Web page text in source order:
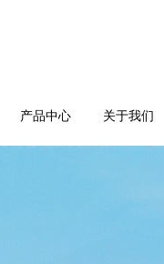
产品中心 关于我们